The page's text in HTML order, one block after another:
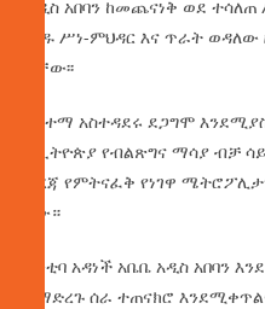
አዲስ አበባን ከመጨናነቅ ወደ
ጽዱ ሥነ-ምህዳር እና ጥራት
ናቸው፡፡
የከተማ አስተዳደሩ ደጋግሞ
የኢትዮጵያ የብልጽግና ማሳያ ብቻ
ደረጃ የምትናፈቅ የነገዋ
ነው።
ከንቲባ አዳነች አቤቤ አዲስ አበባን
የማድረጉ ሰራ ተጠናክሮ